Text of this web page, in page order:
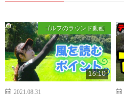
ゴルフのラウンド動画
16:10
2021.08.31